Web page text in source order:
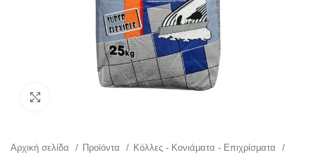
Αρχική σελίδα Προϊόντα
Κόλλες - Κονιάματα - Επιχρίσματα